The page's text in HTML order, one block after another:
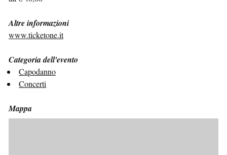
Altre informazioni
www.ticketone.it
Categoria dell'evento
Capodanno
Concerti
Mappa